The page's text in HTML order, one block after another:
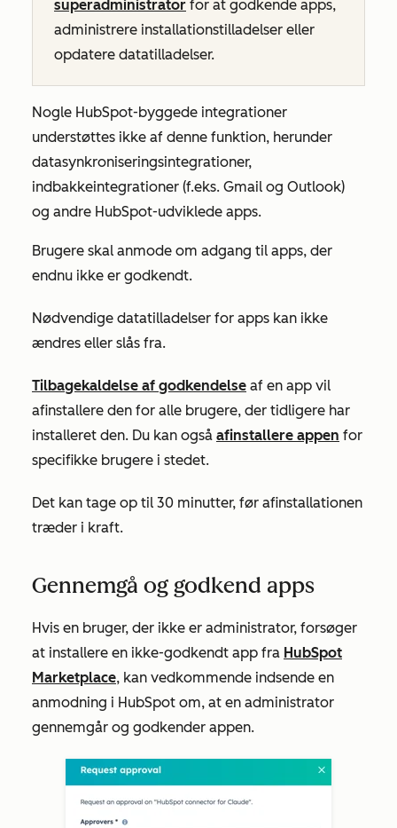
superadministrator for at godkende apps,
administrere installationstilladelser eller
opdatere datatilladelser.
Nogle HubSpot-byggede integrationer
understøttes ikke af denne funktion, herunder
datasynkroniseringsintegrationer,
indbakkeintegrationer (f.eks. Gmail og Outlook)
og andre HubSpot-udviklede apps.
Brugere skal anmode om adgang til apps, der
endnu ikke er godkendt.
Nødvendige datatilladelser for apps kan ikke
ændres eller slås fra.
Tilbagekaldelse af godkendelse af en app vil
afinstallere den for alle brugere, der tidligere har
installeret den. Du kan også afinstallere appen for
specifikke brugere i stedet.
Det kan tage op til 30 minutter, før afinstallationen
træder i kraft.
Gennemgå og godkend apps
Hvis en bruger, der ikke er administrator, forsøger
at installere en ikke-godkendt app fra HubSpot
Marketplace, kan vedkommende indsende en
anmodning i HubSpot om, at en administrator
gennemgår og godkender appen.